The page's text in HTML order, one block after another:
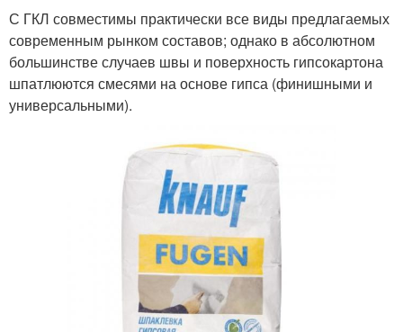
С ГКЛ совместимы практически все виды предлагаемых
современным рынком составов; однако в абсолютном
большинстве случаев швы и поверхность гипсокартона
шпатлюются смесями на основе гипса (финишными и
универсальными).